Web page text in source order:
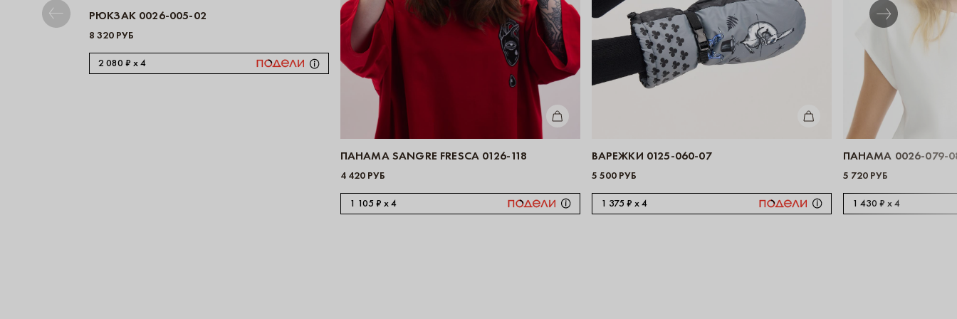
РЮКЗАК 0026-005-02
8 320 РУБ
2 080 ₽ x 4
КУПИТЬ
ПАНАМА SANGRE FRESCA 0126-118
4 420 РУБ
1 105 ₽ x 4
КУПИТЬ
ВАРЕЖКИ 0125-060-07
5 500 РУБ
1 375 ₽ x 4
ПАНАМА 0026-079-
5 720 РУБ
1 430 ₽ x 4